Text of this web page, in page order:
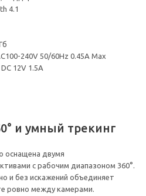
4.1
240V 50/60Hz 0.45A Max
12V 1.5A
и умный трекинг
оснащена двумя
с рабочим диапазоном 360°.
и без искажений объединяет
ровно между камерами.